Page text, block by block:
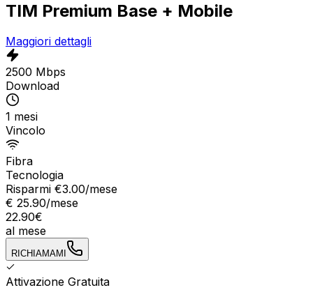
TIM Premium Base + Mobile
Maggiori dettagli
2500 Mbps
Download
1 mesi
Vincolo
Fibra
Tecnologia
Risparmi €3.00/mese
€ 25.90/mese
22.90€
al mese
RICHIAMAMI
Attivazione Gratuita